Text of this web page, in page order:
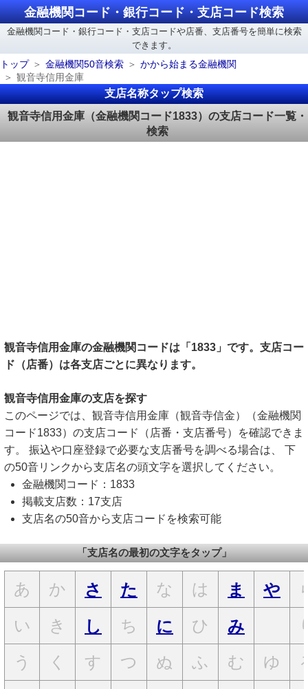
金融機関コード・銀行コード・支店コード検索
金融機関コード・銀行コード・支店コードや店番、支店番号を簡単に検索
できます。
トップ
金融機関50音検索
かから始まる金融機関
観音寺信用金庫
支店名称タップ検索
観音寺信用金庫（金融機関コード1833）の支店コード一覧・
検索
観音寺信用金庫の金融機関コードは「1833」です。支店コー
ド（店番）は各支店ごとに異なります。
観音寺信用金庫の支店を探す
このページでは、観音寺信用金庫（観音寺信金）（金融機関
コード1833）の支店コード（店番・支店番号）を確認できま
す。 振込や口座登録で必要な支店番号を調べる場合は、 下
の50音リンクから支店名の頭文字を選択してください。
金融機関コード：1833
掲載支店数：17支店
支店名の50音から支店コードを検索可能
「支店名の最初の文字をタップ」
あ か さ た な は ま や
い
き し ち に ひ み
う
く す つ ぬ ふ む ゆ